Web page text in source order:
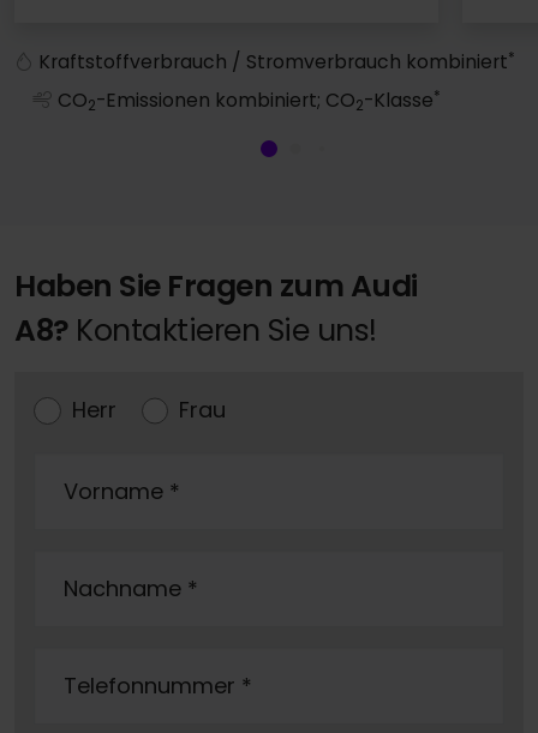
Kraftstoffverbrauch / Stromverbrauch kombiniert*
CO2-Emissionen kombiniert; CO2-Klasse*
Haben Sie Fragen zum Audi
A8? Kontaktieren Sie uns!
Herr Frau
Vorname *
Nachname *
Telefonnummer *